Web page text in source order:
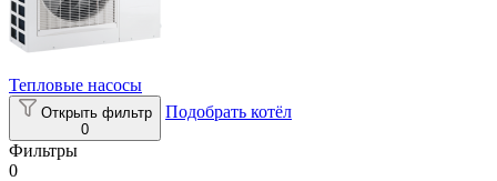
Тепловые насосы
Открыть фильтр
0
Подобрать котёл
Фильтры
0